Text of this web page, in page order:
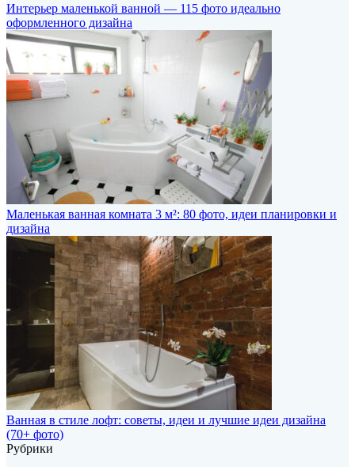
Интерьер маленькой ванной — 115 фото идеально
оформленного дизайна
Маленькая ванная комната 3 м²: 80 фото, идеи планировки и
дизайна
Ванная в стиле лофт: советы, идеи и лучшие идеи дизайна
(70+ фото)
Рубрики